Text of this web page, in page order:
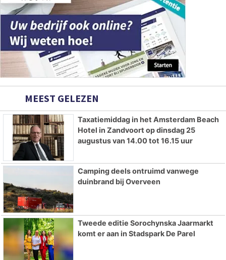
MEEST GELEZEN
Taxatiemiddag in het Amsterdam Beach
Hotel in Zandvoort op dinsdag 25
augustus van 14.00 tot 16.15 uur
Camping deels ontruimd vanwege
duinbrand bij Overveen
Tweede editie Sorochynska Jaarmarkt
komt er aan in Stadspark De Parel